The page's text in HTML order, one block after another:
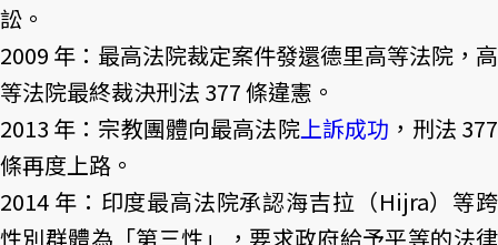
訟。
2009 年：最高法院裁定案件發還德里高等法院，高
等法院最終裁決刑法 377 條違憲。
2013 年：宗教團體向最高法院上訴成功 ，刑法 377
條再度上路。
2014 年：印度最高法院承認海吉拉（Hijra）等跨
性別群體為「第三性」，要求政府給予平等的法律